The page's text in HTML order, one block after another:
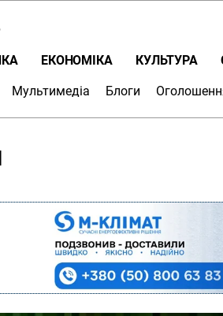
ЕКОНОМІКА КУЛЬТУРА
Мультимедіа Блоги